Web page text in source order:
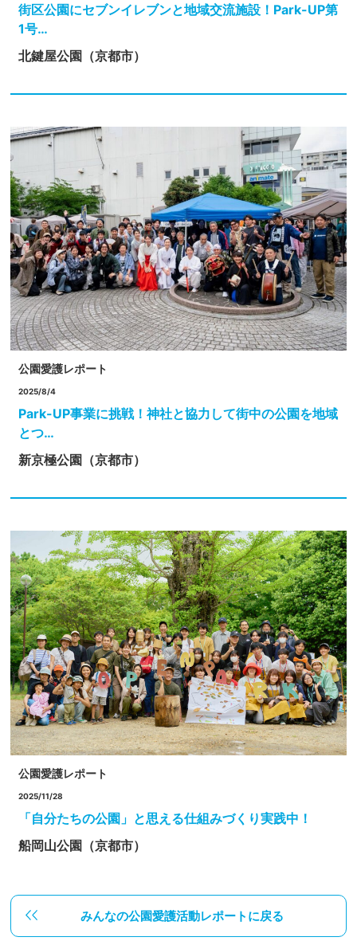
街区公園にセブンイレブンと地域交流施設！Park-UP第
1号…
北鍵屋公園（京都市）
公園愛護レポート
2025/8/4
Park-UP事業に挑戦！神社と協力して街中の公園を地域
とつ…
新京極公園（京都市）
公園愛護レポート
2025/11/28
「自分たちの公園」と思える仕組みづくり実践中！
船岡山公園（京都市）
みんなの公園愛護活動レポートに戻る